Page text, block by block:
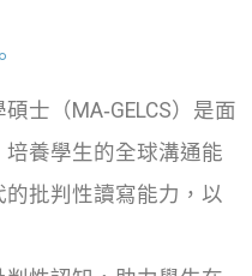
士（MA‑GELCS）是面
養學生的全球溝通能
批判性讀寫能力，以